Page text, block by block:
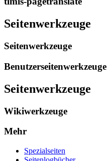
Seitenwerkzeuge
Seitenwerkzeuge
Benutzerseitenwerkzeuge
Seitenwerkzeuge
Wikiwerkzeuge
Mehr
Spezialseiten